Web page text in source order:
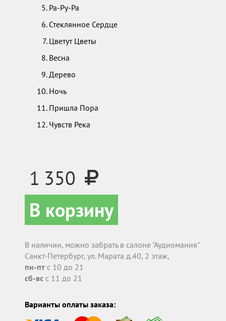
Ра-Ру-Ра
Стеклянное Сердце
Цветут Цветы
Весна
Дерево
Ночь
Пришла Пора
Чувств Река
1 350
В корзину
В наличии, можно забрать в салоне "Аудиомания"
Санкт-Петербург, ул. Марата д.40, 2 этаж,
пн-птс 10 до 21
сб-всс 11 до 21
Варианты оплаты заказа: